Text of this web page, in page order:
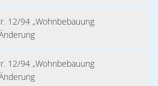
12/94 „Wohnbebauung
12/94 „Wohnbebauung